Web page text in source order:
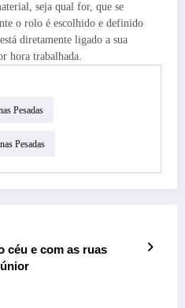
seja qual for, que se
o rolo é escolhido e definido
diretamente ligado a sua
hora trabalhada.
Pesadas
Pesadas
céu e com as ruas